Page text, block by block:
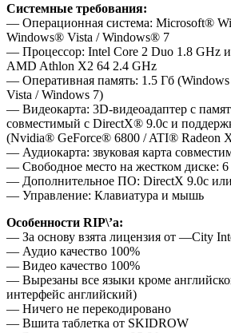
Системные требования:
— Операционная система: Microsoft®
Windows® Vista / Windows® 7
— Процессор: Intel Core 2 Duo 1.8 GHz
AMD Athlon X2 64 2.4 GHz
— Оперативная память: 1.5 Гб
Vista / Windows 7)
— Видеокарта: 3D-видеоадаптер с
совместимый с DirectX® 9.0c и
(Nvidia® GeForce® 6800 / ATI® Radeon
— Аудиокарта: звуковая карта
— Свободное место на жестком диске:
— Дополнительное ПО: DirectX 9.0c
— Управление: Клавиатура и мышь
Особенности RIP\’a:
— За основу взята лицензия от —City
— Аудио качество 100%
— Видео качество 100%
— Вырезаны все языки кроме
интерфейс английский)
— Ничего не перекодировано
— Вшита таблетка от SKIDROW